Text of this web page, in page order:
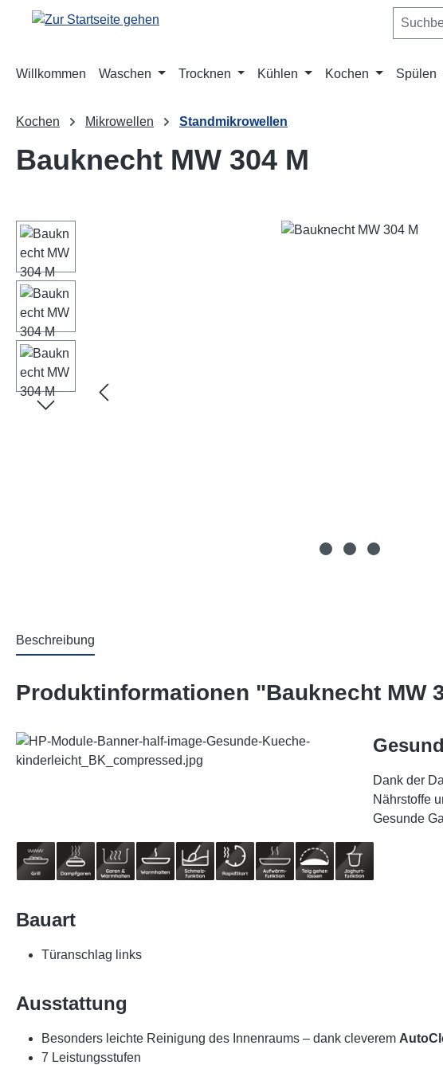
Hauptinhalt springen
Zur Suche springen
Zur Hauptnavigation springen
Willkommen Waschen Trocknen Kühlen Kochen Spülen
Kochen Mikrowellen Standmikrowellen
Bauknecht MW 304 M
Bildergalerie überspringen
Beschreibung
Produktinformationen "Bauknecht MW
Dank der
Nährstoffe
Gesunde
Bauart
Türanschlag links
Ausstattung
Besonders leichte Reinigung des Innenraums – dank cleverem
7 Leistungsstufen